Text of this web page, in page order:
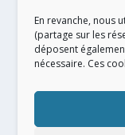
En revanche, nous
(partage sur les
déposent
nécessaire. Ces